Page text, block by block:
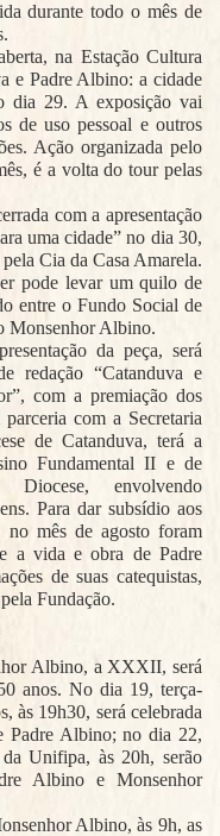
durante todo o mês de
na Estação Cultura
e Padre Albino: a cidade
dia 29. A exposição vai
de uso pessoal e outros
Ação organizada pelo
é a volta do tour pelas
com a apresentação
uma cidade” no dia 30,
Cia da Casa Amarela.
pode levar um quilo de
entre o Fundo Social de
Monsenhor Albino.
da peça, será
redação “Catanduva e
com a premiação dos
com a Secretaria
de Catanduva, terá a
Fundamental II e de
Diocese, envolvendo
Para dar subsídio aos
no mês de agosto foram
a vida e obra de Padre
de suas catequistas,
Fundação.
Albino, a XXXII, será
anos. No dia 19, terça-
às 19h30, será celebrada
Padre Albino; no dia 22,
Unifipa, às 20h, serão
Albino e Monsenhor
Albino, às 9h, as